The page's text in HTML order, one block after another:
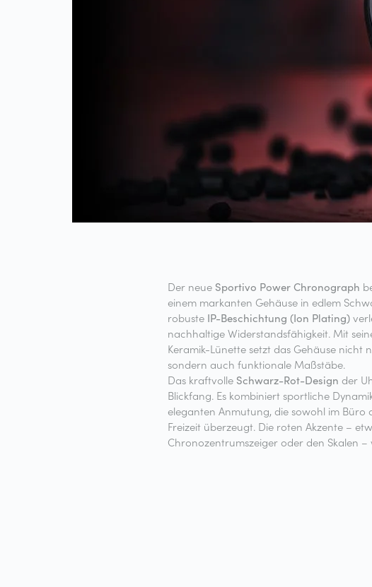
Der neue Sportivo Power Chronograph
einem markanten Gehäuse in edlem
robuste IP-Beschichtung (Ion Plating)
nachhaltige Widerstandsfähigkeit. Mit
Keramik-Lünette setzt das Gehäuse nicht
sondern auch funktionale Maßstäbe.
Das kraftvolle Schwarz-Rot-Design der
Blickfang. Es kombiniert sportliche
eleganten Anmutung, die sowohl im Büro
Freizeit überzeugt. Die roten Akzente –
Chronozentrumszeiger oder den Skalen